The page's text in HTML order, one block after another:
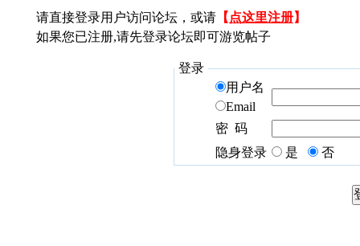
请直接登录用户访问论坛，或请 【 点这里注册】
如果您已注册,请先登录论坛即可游览帖子
登录
用户名
Email
密 码
隐身登录
是 否